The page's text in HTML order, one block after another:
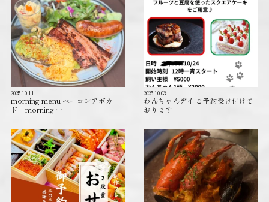
2025.10.11
morning menu ベーコンアボカ
ド morning …
2025.10.03
わんちゃんデイ ご予約受け付けて
おります️